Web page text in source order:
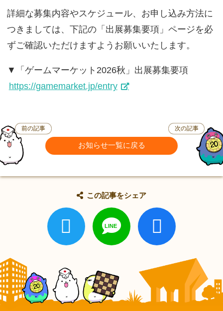
詳細な募集内容やスケジュール、お申し込み方法に
つきましては、下記の「出展募集要項」ページを必
ずご確認いただけますようお願いいたします。
▼「ゲームマーケット2026秋」出展募集要項
https://gamemarket.jp/entry
前の記事
お知らせ一覧に戻る
次の記事
この記事をシェア